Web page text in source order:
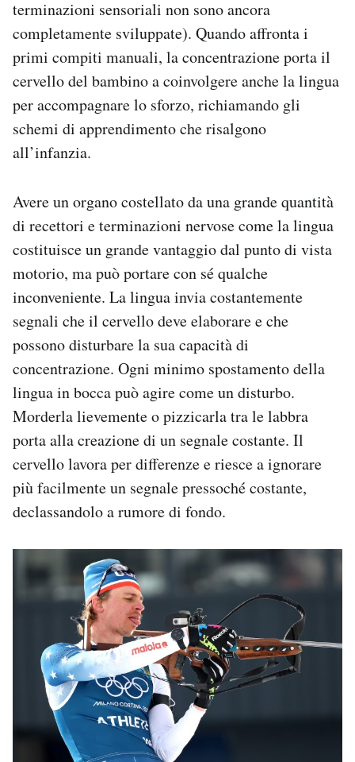
terminazioni sensoriali non sono ancora
completamente sviluppate). Quando affronta i
primi compiti manuali, la concentrazione porta il
cervello del bambino a coinvolgere anche la lingua
per accompagnare lo sforzo, richiamando gli
schemi di apprendimento che risalgono
all’infanzia.
Avere un organo costellato da una grande quantità
di recettori e terminazioni nervose come la lingua
costituisce un grande vantaggio dal punto di vista
motorio, ma può portare con sé qualche
inconveniente. La lingua invia costantemente
segnali che il cervello deve elaborare e che
possono disturbare la sua capacità di
concentrazione. Ogni minimo spostamento della
lingua in bocca può agire come un disturbo.
Morderla lievemente o pizzicarla tra le labbra
porta alla creazione di un segnale costante. Il
cervello lavora per differenze e riesce a ignorare
più facilmente un segnale pressoché costante,
declassandolo a rumore di fondo.